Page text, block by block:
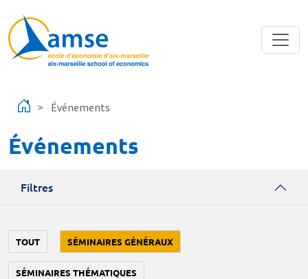
Événements
Événements
Filtres
TOUT SÉMINAIRES GÉNÉRAUX
SÉMINAIRES THÉMATIQUES